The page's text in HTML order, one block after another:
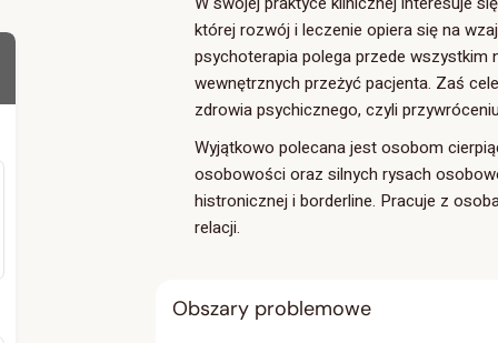
której rozwój i leczenie opiera się na
psychoterapia polega przede wszystkim
wewnętrznych przeżyć pacjenta. Zaś
zdrowia psychicznego, czyli
Wyjątkowo polecana jest osobom
osobowości oraz silnych rysach
histronicznej i borderline. Pracuje z
relacji.
Obszary problemowe